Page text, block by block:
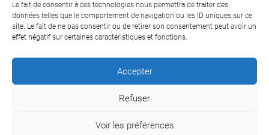
Le fait de consentir à ces technologies nous permettra de traiter des
données telles que le comportement de navigation ou les ID uniques sur ce
site. Le fait de ne pas consentir ou de retirer son consentement peut avoir un
effet négatif sur certaines caractéristiques et fonctions.
Accepter
Refuser
Voir les préférences
Mentions
légales
Conditions
générales de
vente
Plan
du site
Contact
Protection
des données
basque © 2026
DERNIÈRE MISE À JOUR :